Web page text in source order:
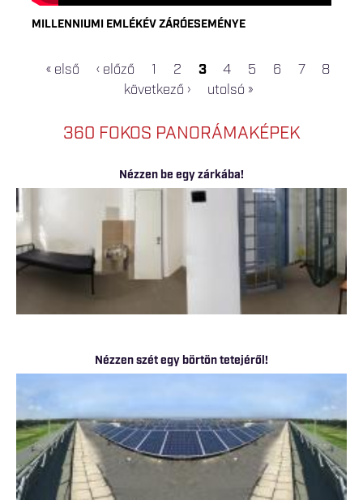
MILLENNIUMI EMLÉKÉV ZÁRÓESEMÉNYE
OLDALAK
« első ‹ előző 1 2 3 4 5 6 7
8
következő ›
utolsó »
360 FOKOS PANORÁMAKÉPEK
Nézzen be egy zárkába!
Nézzen szét egy börtön tetejéről!